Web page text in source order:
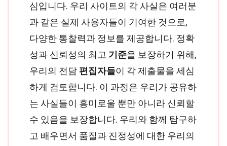
심입니다. 우리 사이트의 각 사실은 여러분
과 같은 실제 사용자들이 기여한 것으로,
다양한 통찰력과 정보를 제공합니다. 정확
성과 신뢰성의 최고 기준을 보장하기 위해,
우리의 전담 편집자들이 각 제출물을 세심
하게 검토합니다. 이 과정은 우리가 공유하
는 사실들이 흥미로울 뿐만 아니라 신뢰할
수 있음을 보장합니다. 우리와 함께 탐구하
고 배우면서 품질과 진정성에 대한 우리의